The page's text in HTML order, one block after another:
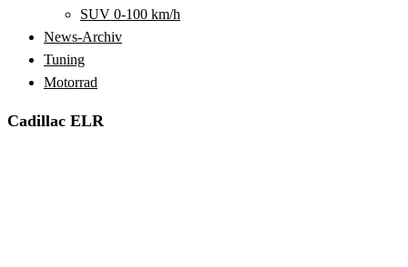
SUV 0-100 km/h
News-Archiv
Tuning
Motorrad
Cadillac ELR